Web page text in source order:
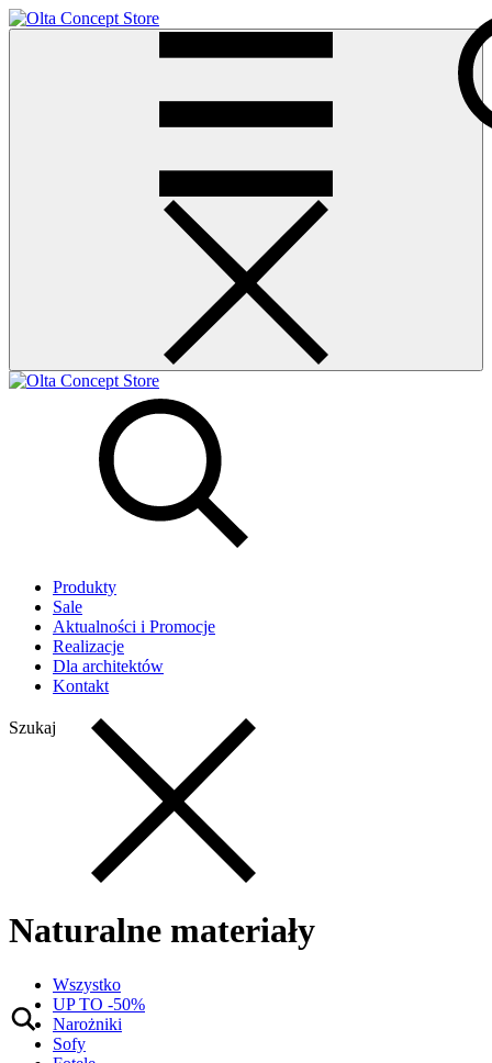
Produkty
Sale
Aktualności i Promocje
Realizacje
Dla architektów
Kontakt
Szukaj
Naturalne materiały
Wszystko
UP TO -50%
Narożniki
Sofy